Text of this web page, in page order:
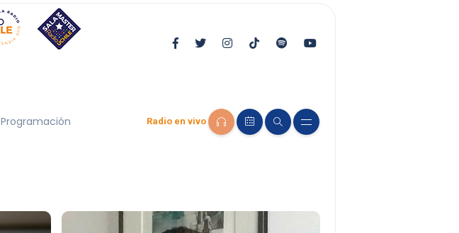
Programación Radio en vivo